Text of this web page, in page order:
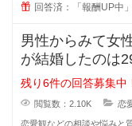
回答済：「報酬UP中
男性からみて女
が結婚したのは
たが、30歳の誕
残り6件の回答募集中
閲覧数：2.10K 恋
恋愛観などの相談や悩みと